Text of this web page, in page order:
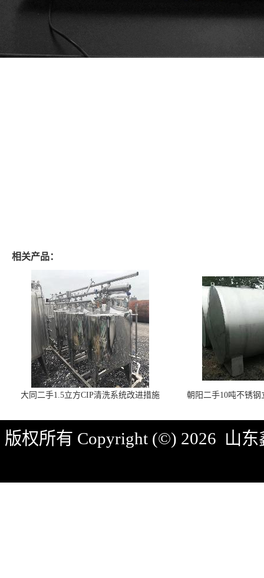
相关产品：
大同二手1.5立方CIP清洗系统改进措施 朝阳二手10吨不锈
版权所有 Copyright (©) 2026 山